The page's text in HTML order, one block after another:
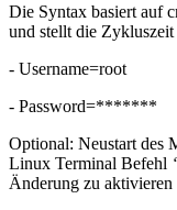
Die Syntax basiert auf
und stellt die Zykluszeit
- Username=root
- Password=*******
Optional: Neustart des
Linux Terminal Befehl
Änderung zu aktivieren